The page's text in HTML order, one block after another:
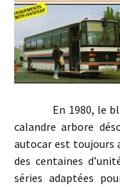
En 1980, le
calandre arbore
autocar est toujours
des centaines
séries adaptées